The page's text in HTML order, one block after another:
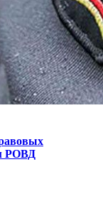
РОВД